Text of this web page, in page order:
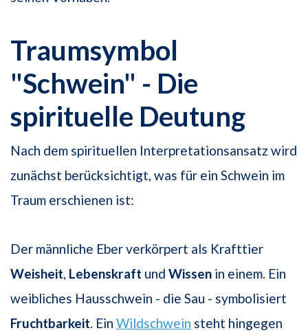
Traumsymbol
"Schwein" - Die
spirituelle Deutung
Nach dem spirituellen Interpretationsansatz wird
zunächst berücksichtigt, was für ein Schwein im
Traum erschienen ist:
Der männliche Eber verkörpert als Krafttier
Weisheit, Lebenskraft und Wissen in einem. Ein
weibliches Hausschwein - die Sau - symbolisiert
Fruchtbarkeit. Ein Wildschwein steht hingegen